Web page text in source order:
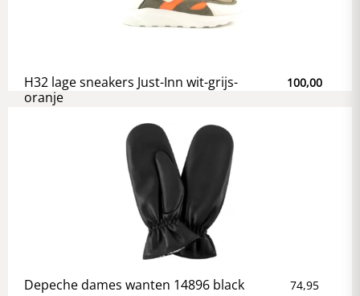
H32 lage sneakers Just-Inn wit-grijs-
oranje
100,00
Depeche dames wanten 14896 black 74,95